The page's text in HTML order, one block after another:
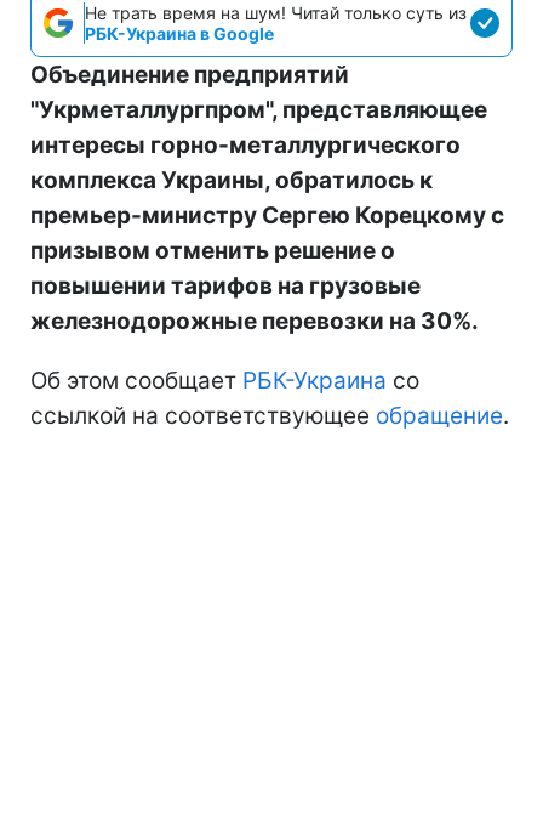
Не трать время на шум! Читай только суть из
РБК-Украина в Google
Объединение предприятий
"Укрметаллургпром", представляющее
интересы горно-металлургического
комплекса Украины, обратилось к
премьер-министру Сергею Корецкому с
призывом отменить решение о
повышении тарифов на грузовые
железнодорожные перевозки на 30%.
Об этом сообщает РБК-Украина со
ссылкой на соответствующее обращение.